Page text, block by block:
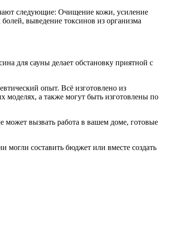
следующие: Очищение кожи, усиление
выведение токсинов из организма
для сауны делает обстановку приятной с
опыт. Всё изготовлено из
моделях, а также могут быть изготовлены по
может вызвать работа в вашем доме, готовые
могли составить бюджет или вместе создать